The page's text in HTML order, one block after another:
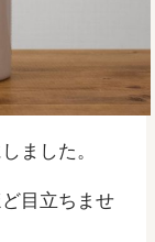
ました。
目立ちませ